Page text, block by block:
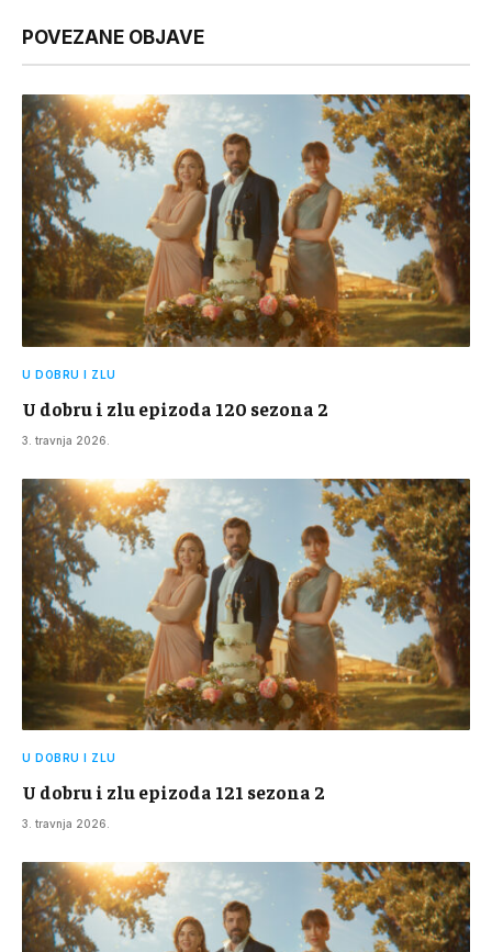
POVEZANE OBJAVE
U DOBRU I ZLU
U dobru i zlu epizoda 120 sezona 2
3. travnja 2026.
U DOBRU I ZLU
U dobru i zlu epizoda 121 sezona 2
3. travnja 2026.